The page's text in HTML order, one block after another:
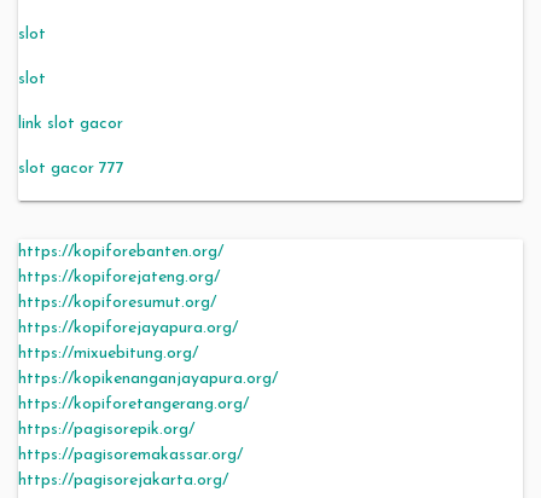
slot
slot
link slot gacor
slot gacor 777
https://kopiforebanten.org/
https://kopiforejateng.org/
https://kopiforesumut.org/
https://kopiforejayapura.org/
https://mixuebitung.org/
https://kopikenanganjayapura.org/
https://kopiforetangerang.org/
https://pagisorepik.org/
https://pagisoremakassar.org/
https://pagisorejakarta.org/